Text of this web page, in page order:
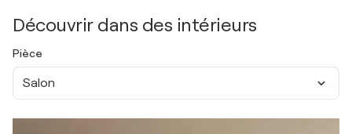
Découvrir dans des intérieurs
Pièce
Salon